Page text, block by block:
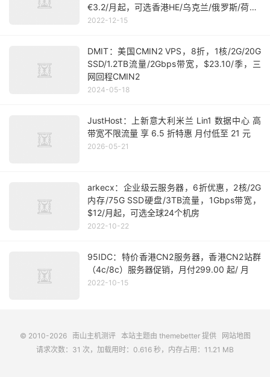
€3.2/月起，可选香港HE/乌克兰/俄罗斯/荷兰/
摩尔多瓦/德国/斯洛伐克/捷克/英国等
2022-12-15
DMIT：美国CMIN2 VPS，8折，1核/2G/20G
SSD/1.2TB流量/2Gbps带宽，$23.10/季，三
网回程CMIN2
2024-05-18
JustHost：上新意大利米兰 Lin1 数据中心 高
带宽不限流量 享 6.5 折特惠 月付低至 21 元
2026-05-21
arkecx：企业级云服务器，6折优惠，2核/2G
内存/75G SSD硬盘/3TB流量，1Gbps带宽，
$12/月起，可选全球24个机房
2022-10-22
95IDC：特价香港CN2服务器，香港CN2站群
（4c/8c）服务器促销，月付299.00 起/ 月
2022-10-15
© 2010-2026 南山主机测评本站主题由 themebetter提供 网站地图
请求次数：31 次，加载用时：0.616 秒，内存占用：11.21 MB